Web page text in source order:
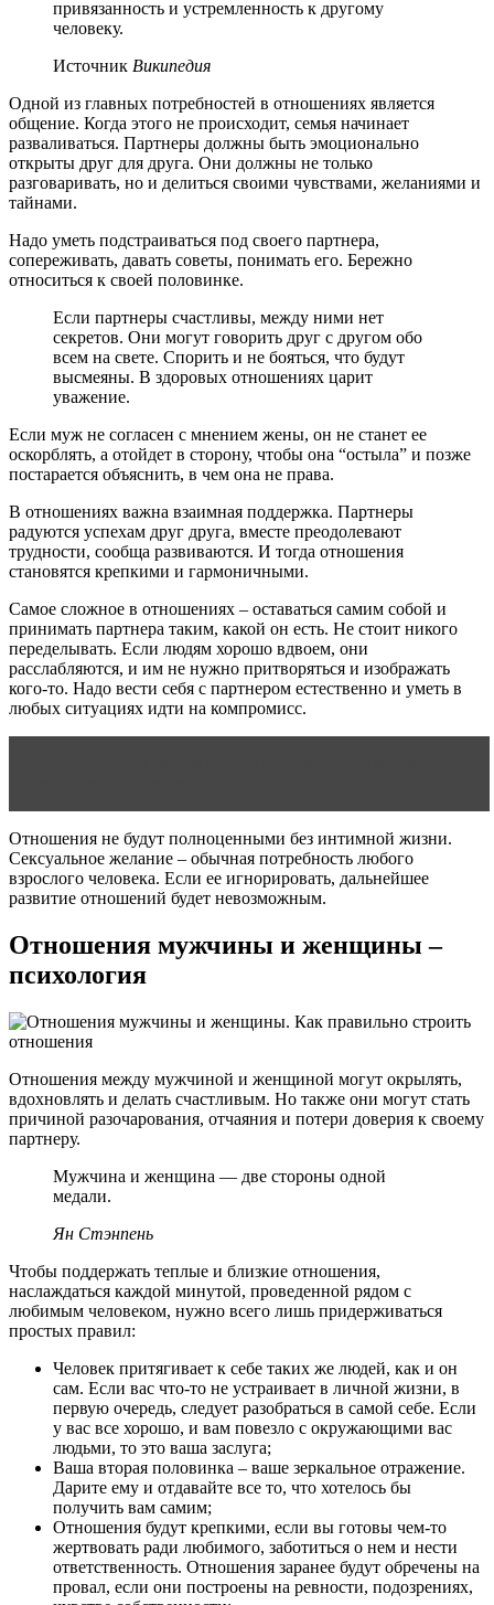
привязанность и устремленность к другому
человеку.
Источник Википедия
Одной из главных потребностей в отношениях является
общение. Когда этого не происходит, семья начинает
разваливаться. Партнеры должны быть эмоционально
открыты друг для друга. Они должны не только
разговаривать, но и делиться своими чувствами, желаниями и
тайнами.
Надо уметь подстраиваться под своего партнера,
сопереживать, давать советы, понимать его. Бережно
относиться к своей половинке.
Если партнеры счастливы, между ними нет
секретов. Они могут говорить друг с другом обо
всем на свете. Спорить и не бояться, что будут
высмеяны. В здоровых отношениях царит
уважение.
Если муж не согласен с мнением жены, он не станет ее
оскорблять, а отойдет в сторону, чтобы она “остыла” и позже
постарается объяснить, в чем она не права.
В отношениях важна взаимная поддержка. Партнеры
радуются успехам друг друга, вместе преодолевают
трудности, сообща развиваются. И тогда отношения
становятся крепкими и гармоничными.
Самое сложное в отношениях – оставаться самим собой и
принимать партнера таким, какой он есть. Не стоит никого
переделывать. Если людям хорошо вдвоем, они
расслабляются, и им не нужно притворяться и изображать
кого-то. Надо вести себя с партнером естественно и уметь в
любых ситуациях идти на компромисс.
Отношения не будут полноценными без интимной жизни.
Сексуальное желание – обычная потребность любого
взрослого человека. Если ее игнорировать, дальнейшее
развитие отношений будет невозможным.
Отношения мужчины и женщины –
психология
Отношения между мужчиной и женщиной могут окрылять,
вдохновлять и делать счастливым. Но также они могут стать
причиной разочарования, отчаяния и потери доверия к своему
партнеру.
Мужчина и женщина — две стороны одной
медали.
Ян Стэнпень
Чтобы поддержать теплые и близкие отношения,
наслаждаться каждой минутой, проведенной рядом с
любимым человеком, нужно всего лишь придерживаться
простых правил:
Человек притягивает к себе таких же людей, как и он
сам. Если вас что-то не устраивает в личной жизни, в
первую очередь, следует разобраться в самой себе. Если
у вас все хорошо, и вам повезло с окружающими вас
людьми, то это ваша заслуга;
Ваша вторая половинка – ваше зеркальное отражение.
Дарите ему и отдавайте все то, что хотелось бы
получить вам самим;
Отношения будут крепкими, если вы готовы чем-то
жертвовать ради любимого, заботиться о нем и нести
ответственность. Отношения заранее будут обречены на
провал, если они построены на ревности, подозрениях,